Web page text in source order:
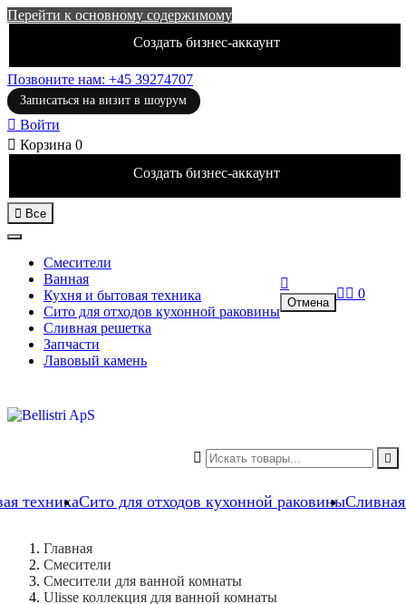
Перейти к основному содержимому
Создать бизнес-аккаунт
Позвоните нам: +45 39274707
Записаться на визит в шоурум
 Войти
 Корзина 0
Создать бизнес-аккаунт
техникаСито для отходов кухонной раковины
 Все
Смесители
Ванная
Кухня и бытовая техника
Сито для отходов кухонной раковины
Сливная решетка
Запчасти
Лавовый камень
 

Отмена
  0
Главная
Смесители
Смесители для ванной комнаты
Ulisse коллекция для ванной комнаты